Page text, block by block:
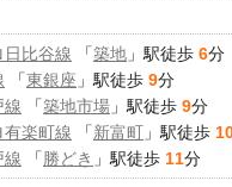
比谷線 「築地 」駅徒歩 6分
「東銀座 」駅徒歩 9分
線 「築地市場 」駅徒歩 9分
楽町線 「新富町 」駅徒歩
線 「 勝どき 」駅徒歩 11分